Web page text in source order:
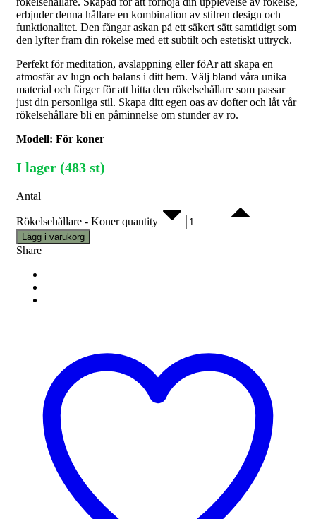
erbjuder denna hållare en kombination av stilren design och
funktionalitet. Den fångar askan på ett säkert sätt samtidigt som
den lyfter fram din rökelse med ett subtilt och estetiskt uttryck.
Perfekt för meditation, avslappning eller föAr att skapa en
atmosfär av lugn och balans i ditt hem. Välj bland våra unika
material och färger för att hitta den rökelsehållare som passar
just din personliga stil. Skapa ditt egen oas av dofter och låt vår
rökelsehållare bli en påminnelse om stunder av ro.
Modell: För koner
I lager (483 st)
Antal
Rökelsehållare - Koner quantity
Lägg i varukorg
Share